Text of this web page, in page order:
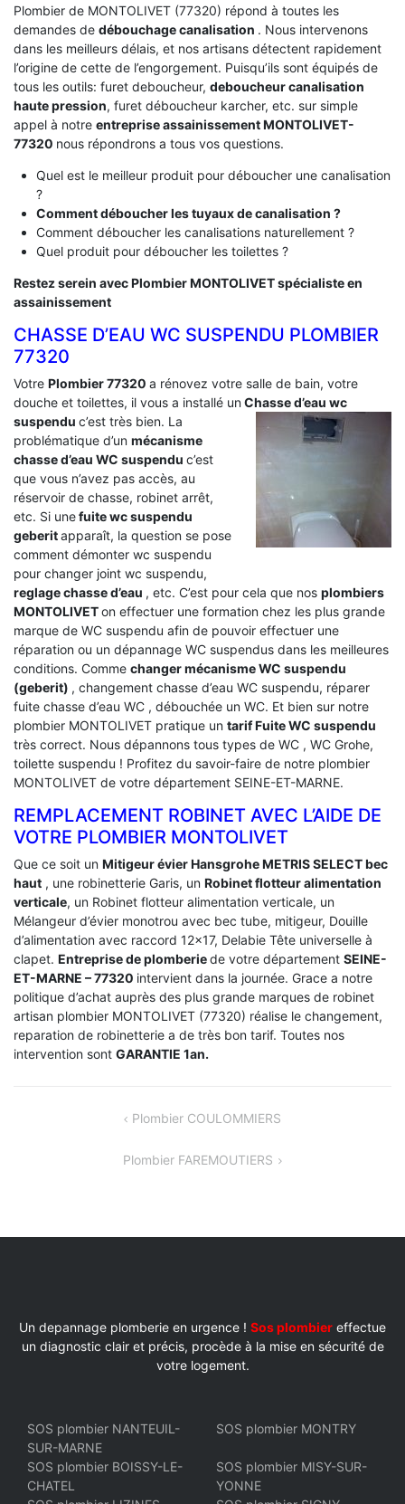
Plombier de MONTOLIVET (77320) répond à toutes les
demandes de débouchage canalisation . Nous intervenons
dans les meilleurs délais, et nos artisans détectent rapidement
l’origine de cette de l’engorgement. Puisqu’ils sont équipés de
tous les outils: furet deboucheur, deboucheur canalisation
haute pression, furet déboucheur karcher, etc. sur simple
appel à notre entreprise assainissement MONTOLIVET-
77320 nous répondrons a tous vos questions.
Quel est le meilleur produit pour déboucher une canalisation
?
Comment déboucher les tuyaux de canalisation ?
Comment déboucher les canalisations naturellement ?
Quel produit pour déboucher les toilettes ?
Restez serein avec Plombier MONTOLIVET spécialiste en
assainissement
CHASSE D’EAU WC SUSPENDU PLOMBIER
77320
Votre Plombier 77320 a rénovez votre salle de bain, votre
douche et toilettes, il vous a installé unChasse d’eau wc
suspendu c’est très bien. La
problématique d’un mécanisme
chasse d’eau WC suspendu c’est
que vous n’avez pas accès, au
réservoir de chasse, robinet arrêt,
etc. Si unefuite wc suspendu
geberitapparaît, la question se pose
comment démonter wc suspendu
pour changer joint wc suspendu,
reglage chasse d’eau , etc. C’est pour cela que nos plombiers
MONTOLIVETon effectuer une formation chez les plus grande
marque de WC suspendu afin de pouvoir effectuer une
réparation ou un dépannage WC suspendus dans les meilleures
conditions. Comme changer mécanisme WC suspendu
(geberit) , changement chasse d’eau WC suspendu, réparer
fuite chasse d’eau WC , débouchée un WC. Et bien sur notre
plombier MONTOLIVET pratique un tarif Fuite WC suspendu
très correct. Nous dépannons tous types de WC , WC Grohe,
toilette suspendu ! Profitez du savoir-faire de notre plombier
MONTOLIVET de votre département SEINE-ET-MARNE.
REMPLACEMENT ROBINET AVEC L’AIDE DE
VOTRE PLOMBIER MONTOLIVET
Que ce soit un Mitigeur évier Hansgrohe METRIS SELECT bec
haut , une robinetterie Garis, un Robinet flotteur alimentation
verticale, un Robinet flotteur alimentation verticale, un
Mélangeur d’évier monotrou avec bec tube, mitigeur, Douille
d’alimentation avec raccord 12×17, Delabie Tête universelle à
clapet. Entreprise de plomberiede votre département SEINE-
ET-MARNE – 77320 intervient dans la journée. Grace a notre
politique d’achat auprès des plus grande marques de robinet
artisan plombier MONTOLIVET (77320) réalise le changement,
reparation de robinetterie a de très bon tarif. Toutes nos
intervention sont GARANTIE 1an.
Plombier COULOMMIERS
Plombier FAREMOUTIERS
Un depannage plomberie en urgence ! Sos plombier effectue
un diagnostic clair et précis, procède à la mise en sécurité de
votre logement.
SOS plombier NANTEUIL-
SUR-MARNE
SOS plombier MONTRY
SOS plombier BOISSY-LE-
CHATEL
SOS plombier MISY-SUR-
YONNE